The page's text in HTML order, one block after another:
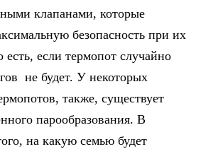
клапанами, которые
безопасность при их
есть, если термопот случайно
не будет. У некоторых
также, существует
парообразования. В
на какую семью будет